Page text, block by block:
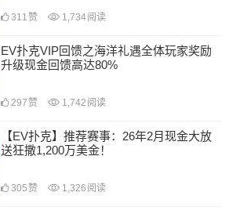
311 赞 1,734阅读
EV扑克VIP回馈之海洋礼遇全体玩家奖励
升级现金回馈高达80%
297 赞 1,742 阅读
【EV扑克】推荐赛事：26年2月现金大放
送狂撒1,200万美金！
305 赞 1,326 阅读